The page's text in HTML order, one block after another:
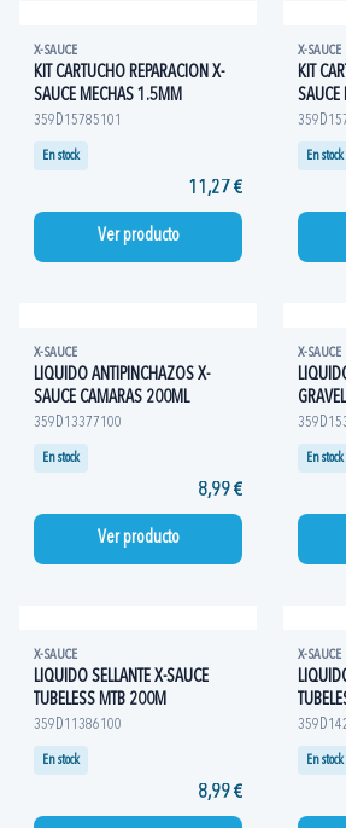
X-SAUCE
KIT CARTUCHO REPARACION X-
SAUCE MECHAS 1.5MM
359D15785101
En stock
11,27 €
Ver producto
X-SAUCE
KIT
En stock
X-SAUCE
LIQUIDO ANTIPINCHAZOS X-
SAUCE CAMARAS 200ML
359D13377100
En stock
8,99 €
Ver producto
X-SAUCE
En stock
X-SAUCE
LIQUIDO SELLANTE X-SAUCE
TUBELESS MTB 200M
359D11386100
En stock
8,99 €
X-SAUCE
En stock